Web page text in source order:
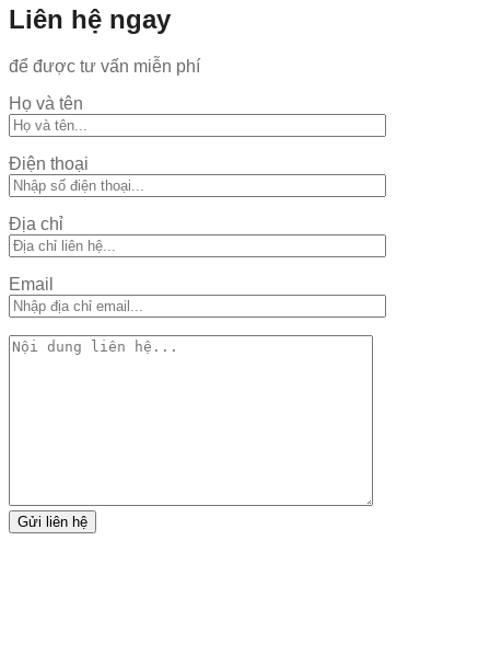
Liên hệ ngay
để được tư vấn miễn phí
Họ và tên
Điện thoại
Địa chỉ
Email